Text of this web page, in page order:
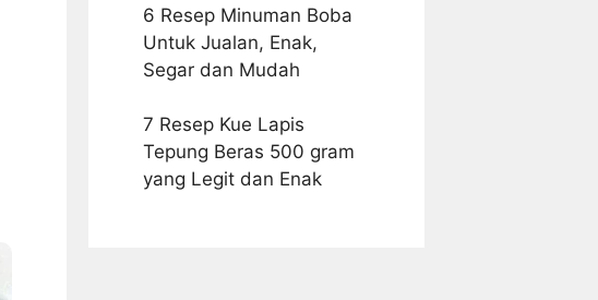
6 Resep Minuman Boba
Untuk Jualan, Enak,
Segar dan Mudah
7 Resep Kue Lapis
Tepung Beras 500 gram
yang Legit dan Enak